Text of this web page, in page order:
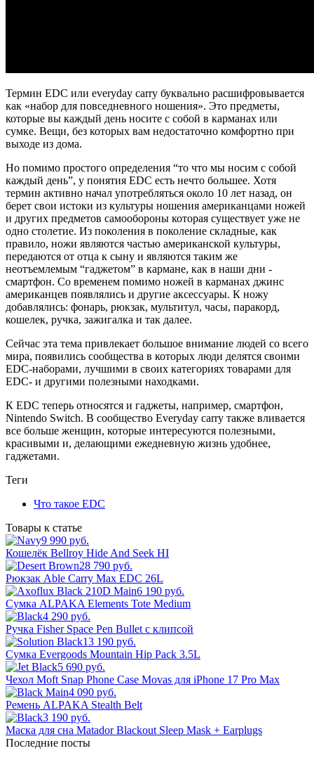
Термин EDC или everyday carry буквально расшифровывается
как «набор для повседневного ношения». Это предметы,
которые вы каждый день носите с собой в карманах или
сумке. Вещи, без которых вам недостаточно комфортно при
выходе из дома.
Но помимо простого определения “то что мы носим с собой
каждый день”, у понятия EDC есть нечто большее. Хотя
термин активно начал употребляться около 10 лет назад, он
берет свои истоки из культуры ношения американцами ножей
и других предметов самообороны которая существует уже не
одно столетие. Из поколения в поколение складные, как
правило, ножи являются частью американской культуры,
передаются от отца к сыну и являются таким же
неотъемлемым “гаджетом” в кармане, как в наши дни -
смартфон. Со временем помимо ножей в карманах джинс
американцев появлялись и другие аксессуары. К ножу
добавлялись: фонарь, рюкзак, мультитул, часы, паракорд,
кошелек, ручка, зажигалка и так далее.
Сейчас эта тема привлекает большое внимание людей со всего
мира, появились сообщества в которых люди делятся своими
EDC-наборами, лучшими в своих категориях товарами для
EDC- и другими полезными находками.
К EDC теперь относятся и гаджеты, например, смартфон,
Nintendo Switch. В сообщество Everyday carry также вливается
все больше женщин, которые интересуются полезными,
красивыми и, делающими ежедневную жизнь удобнее,
гаджетами.
Теги
Что такое EDC
Товары к статье
9 990 руб.
Кошелёк Bellroy Hide And Seek HI
28 790 руб.
Рюкзак Able Carry Max EDC 26L
6 190 руб.
Сумка ALPAKA Elements Tote Medium
4 290 руб.
Ручка Fisher Space Pen Bullet с клипсой
13 190 руб.
Сумка Evergoods Mountain Hip Pack 3.5L
5 690 руб.
Чехол Moft Snap Phone Case Movas для iPhone 17 Pro Max
4 090 руб.
Ремень ALPAKA Stealth Belt
3 190 руб.
Маска для сна Matador Blackout Sleep Mask + Earplugs
Последние посты